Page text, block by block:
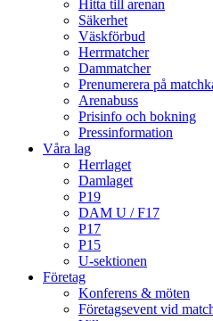
Hitta till arenan
Säkerhet
Väskförbud
Herrmatcher
Dammatcher
Prenumerera på
Arenabuss
Prisinfo och bokning
Pressinformation
Våra lag
Herrlaget
Damlaget
P19
DAM U / F17
P17
P15
U-sektionen
Företag
Konferens & möten
Företagsevent vid